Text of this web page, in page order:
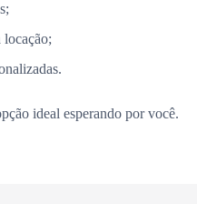
locação;
ideal esperando por você.